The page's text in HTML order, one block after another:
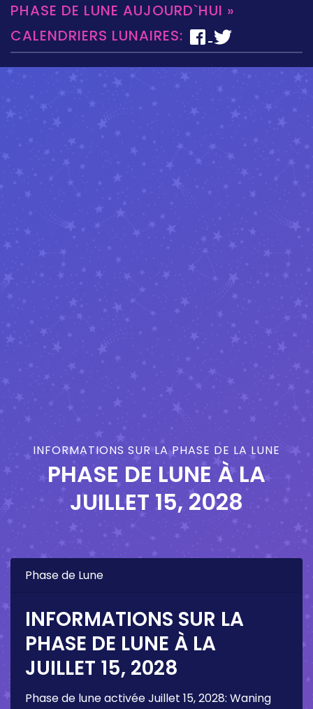
PHASE DE LUNE AUJOURD`HUI »
CALENDRIERS LUNAIRES:
INFORMATIONS SUR LA PHASE DE LA LUNE
PHASE DE LUNE À LA
JUILLET 15, 2028
Phase de Lune
INFORMATIONS SUR LA
PHASE DE LUNE À LA
JUILLET 15, 2028
Phase de lune activéeJuillet 15, 2028: Waning